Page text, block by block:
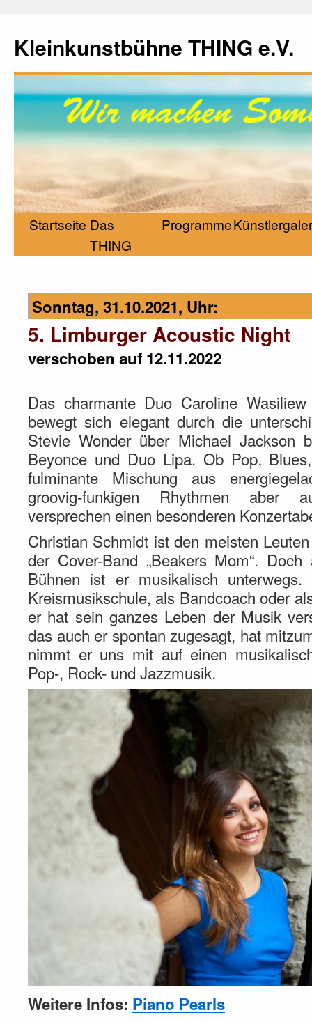
Kleinkunstbühne THING e.V.
Startseite Das
THING
Programme
Sonntag, 31.10.2021, Uhr:
5. Limburger Acoustic Night
verschoben auf 12.11.2022
Das charmante Duo Caroline
bewegt sich elegant durch die
Stevie Wonder über Michael Jackson
Beyonce und Duo Lipa. Ob Pop,
fulminante Mischung aus
groovig-funkigen Rhythmen aber
versprechen einen besonderen
Christian Schmidt ist den meisten
der Cover-Band „Beakers Mom“.
Bühnen ist er musikalisch
Kreismusikschule, als Bandcoach oder
er hat sein ganzes Leben der Musik
das auch er spontan zugesagt, hat
nimmt er uns mit auf einen
Pop-, Rock- und Jazzmusik.
Weitere Infos: Piano Pearls